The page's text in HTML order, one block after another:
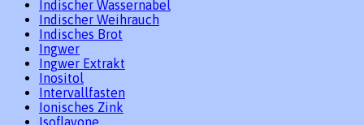
Indischer Wassernabel
Indischer Weihrauch
Indisches Brot
Ingwer
Ingwer Extrakt
Inositol
Intervallfasten
Ionisches Zink
Isoflavone